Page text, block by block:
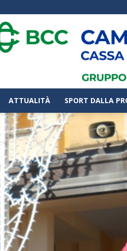
ATTUALITÀ SPORT DALLA